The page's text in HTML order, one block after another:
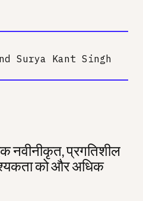
नवीनीकृत, प्रगतिशील
को और अधिक
Surya Kant Singh